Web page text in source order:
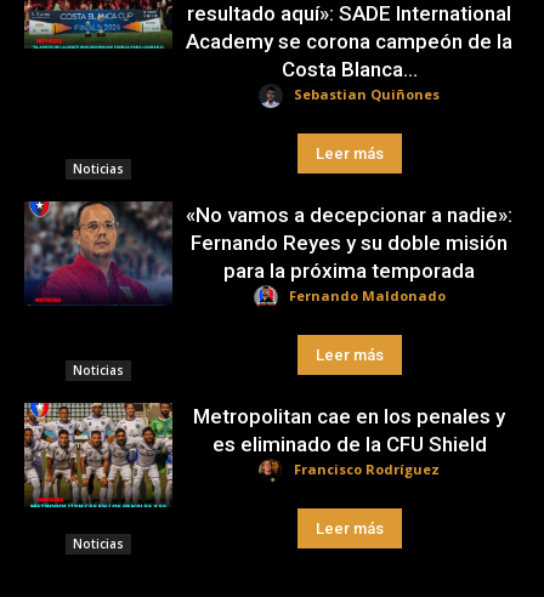
Noticias
resultado aquí»: SADE International
Academy se corona campeón de la
Costa Blanca...
Sebastian Quiñones
Leer más
Noticias
«No vamos a decepcionar a nadie»:
Fernando Reyes y su doble misión
para la próxima temporada
Fernando Maldonado
Leer más
Noticias
Metropolitan cae en los penales y
es eliminado de la CFU Shield
Francisco Rodríguez
Leer más